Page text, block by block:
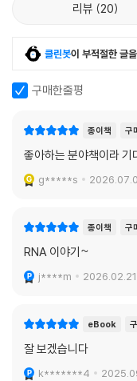
“우리가 전자 문서에서
서의 새로운 페이지에 붙여
면 DNA의 T를 RNA의 U
한 화학반응이 일어난다.
NA에서 mRNA가 복사되는
21세기는 이미 RNA의 시
모두 아우르는 신비로운
으로 떠올랐는지를 알려
는 촉매제로서 어떻게 생
혁신을 가져왔는지 심도 있
로서 자신을 드러낸 계기,
를 발견한 과정을 설명한
건해 보였던 자연법칙을
리뷰 20
클린봇이 부적절한 글
구매한줄평
종이책 구
좋아하는 분야책이라 기
g*****s
종이책 구
RNA 이야기~
j****m 2026.02.21.
eBook
잘 보겠습니다
k*******4